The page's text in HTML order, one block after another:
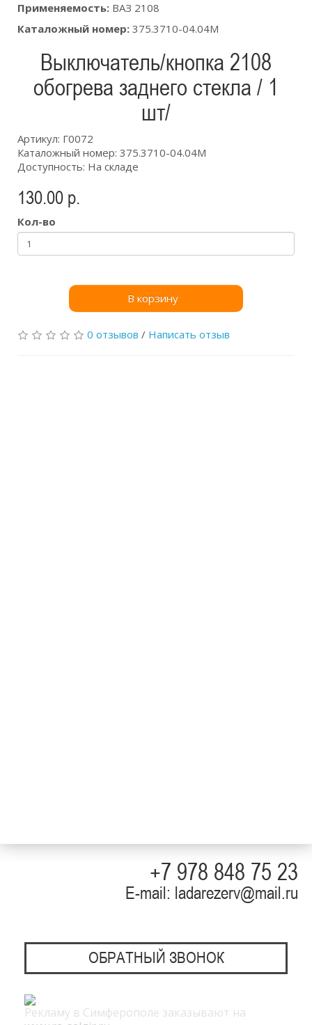
Применяемость: ВАЗ 2108
Каталожный номер: 375.3710-04.04М
Выключатель/кнопка 2108
обогрева заднего стекла / 1
шт/
Артикул: Г0072
Каталожный номер: 375.3710-04.04М
Доступность: На складе
130.00 р.
Кол-во
В корзину
0 отзывов / Написать отзыв
+7 978 848 75 23
E-mail: ladarezerv@mail.ru
ОБРАТНЫЙ ЗВОНОК
Рекламу в Симферополе заказывают на